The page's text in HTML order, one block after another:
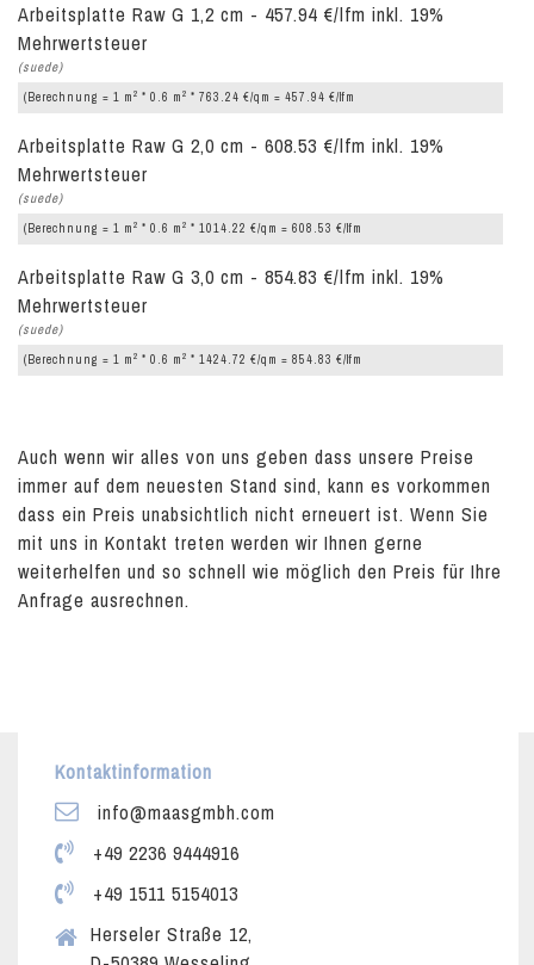
Arbeitsplatte Raw G 1,2 cm - 457.94 €/lfm inkl. 19%
Mehrwertsteuer
(suede)
(Berechnung = 1 m 2 * 0.6 m 2 * 763.24 €/qm = 457.94 €/lfm
Arbeitsplatte Raw G 2,0 cm - 608.53 €/lfm inkl. 19%
Mehrwertsteuer
(suede)
(Berechnung = 1 m 2 * 0.6 m 2 * 1014.22 €/qm = 608.53 €/lfm
Arbeitsplatte Raw G 3,0 cm - 854.83 €/lfm inkl. 19%
Mehrwertsteuer
(suede)
(Berechnung = 1 m 2 * 0.6 m 2 * 1424.72 €/qm = 854.83 €/lfm
Auch wenn wir alles von uns geben dass unsere Preise
immer auf dem neuesten Stand sind, kann es vorkommen
dass ein Preis unabsichtlich nicht erneuert ist. Wenn Sie
mit uns in Kontakt treten werden wir Ihnen gerne
weiterhelfen und so schnell wie möglich den Preis für Ihre
Anfrage ausrechnen.
Kontaktinformation
info@maasgmbh.com
+49 2236 9444916
+49 1511 5154013
Herseler Straße 12,